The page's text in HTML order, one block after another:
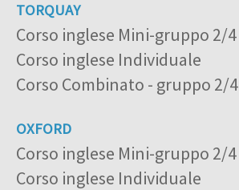
TORQUAY
Corso inglese Mini-gruppo 2/4
Corso inglese Individuale
Corso Combinato - gruppo 2/4
OXFORD
Corso inglese Mini-gruppo 2/4
Corso inglese Individuale